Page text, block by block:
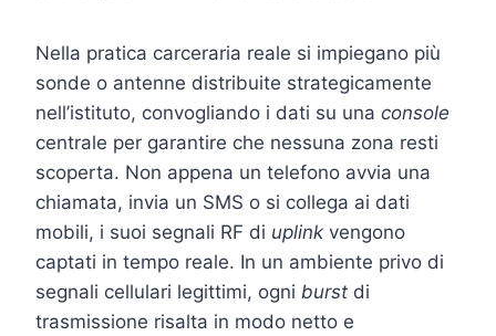
Nella pratica carceraria reale si impiegano più
sonde o antenne distribuite strategicamente
nell’istituto, convogliando i dati su una console
centrale per garantire che nessuna zona resti
scoperta. Non appena un telefono avvia una
chiamata, invia un SMS o si collega ai dati
mobili, i suoi segnali RF di uplink vengono
captati in tempo reale. In un ambiente privo di
segnali cellulari legittimi, ogni burst di
trasmissione risalta in modo netto e